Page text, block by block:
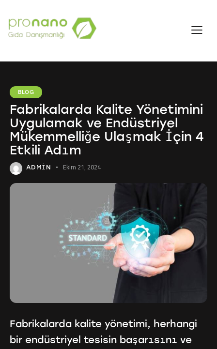
BLOG
Fabrikalarda Kalite Yönetimini
Uygulamak ve Endüstriyel
Mükemmelliğe Ulaşmak İçin 4
Etkili Adım
ADMIN Ekim 21, 2024
Fabrikalarda kalite yönetimi, herhangi
bir endüstriyel tesisin başarısını ve